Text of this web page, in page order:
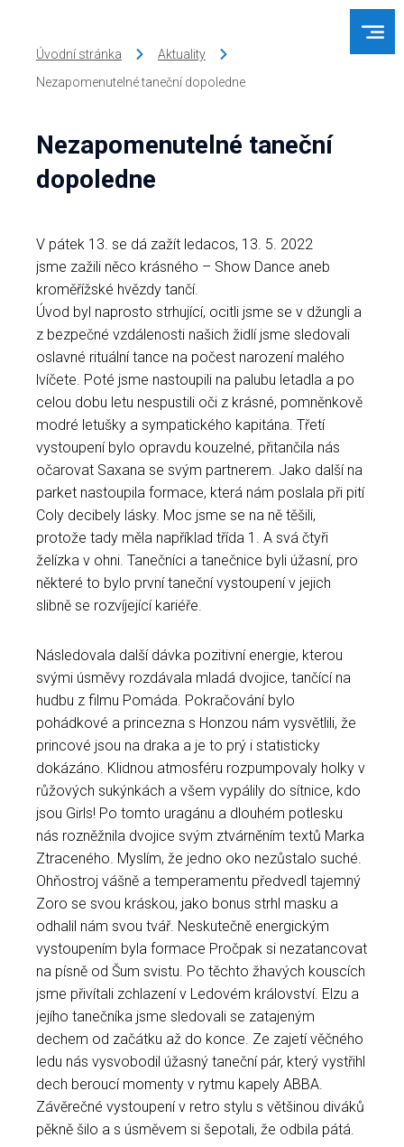
Úvodní stránka
Aktuality
Nezapomenutelné taneční dopoledne
Nezapomenutelné taneční
dopoledne
V pátek 13. se dá zažít ledacos, 13. 5. 2022
jsme zažili něco krásného – Show Dance aneb
kroměřížské hvězdy tančí.
Úvod byl naprosto strhující, ocitli jsme se v džungli a
z bezpečné vzdálenosti našich židlí jsme sledovali
oslavné rituální tance na počest narození malého
lvíčete. Poté jsme nastoupili na palubu letadla a po
celou dobu letu nespustili oči z krásné, pomněnkově
modré letušky a sympatického kapitána. Třetí
vystoupení bylo opravdu kouzelné, přitančila nás
očarovat Saxana se svým partnerem. Jako další na
parket nastoupila formace, která nám poslala při pití
Coly decibely lásky. Moc jsme se na ně těšili,
protože tady měla například třída 1. A svá čtyři
želízka v ohni. Tanečníci a tanečnice byli úžasní, pro
některé to bylo první taneční vystoupení v jejich
slibně se rozvíjející kariéře.
Následovala další dávka pozitivní energie, kterou
svými úsměvy rozdávala mladá dvojice, tančící na
hudbu z filmu Pomáda. Pokračování bylo
pohádkové a princezna s Honzou nám vysvětlili, že
princové jsou na draka a je to prý i statisticky
dokázáno. Klidnou atmosféru rozpumpovaly holky v
růžových sukýnkách a všem vypálily do sítnice, kdo
jsou Girls! Po tomto uragánu a dlouhém potlesku
nás rozněžnila dvojice svým ztvárněním textů Marka
Ztraceného. Myslím, že jedno oko nezůstalo suché.
Ohňostroj vášně a temperamentu předvedl tajemný
Zoro se svou kráskou, jako bonus strhl masku a
odhalil nám svou tvář. Neskutečně energickým
vystoupením byla formace Pročpak si nezatancovat
na písně od Šum svistu. Po těchto žhavých kouscích
jsme přivítali zchlazení v Ledovém království. Elzu a
jejího tanečníka jsme sledovali se zatajeným
dechem od začátku až do konce. Ze zajetí věčného
ledu nás vysvobodil úžasný taneční pár, který vystřihl
dech beroucí momenty v rytmu kapely ABBA.
Závěrečné vystoupení v retro stylu s většinou diváků
pěkně šilo a s úsměvem si šepotali, že odbila pátá.